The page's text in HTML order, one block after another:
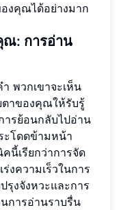
งคุณได้อย่างมาก
ณ: การอ่าน
พวกเขาจะเห็น
าของคุณให้รับรู้
ารย้อนกลับไปอ่าน
ะโดดข้ามหน้า
นี้เรียกว่าการจัด
งความเร็วในการ
งจังหวะและการ
การอ่านราบรื่น